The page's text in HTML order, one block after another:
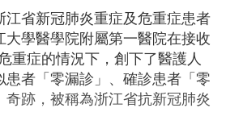
省新冠肺炎重症及危重症患者
學醫學院附屬第一醫院在接收
重症的情況下，創下了醫護人
患者「零漏診」、確診患者「零
跡，被稱為浙江省抗新冠肺炎